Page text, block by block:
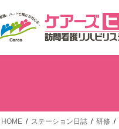
HOME ステーション日誌 研修